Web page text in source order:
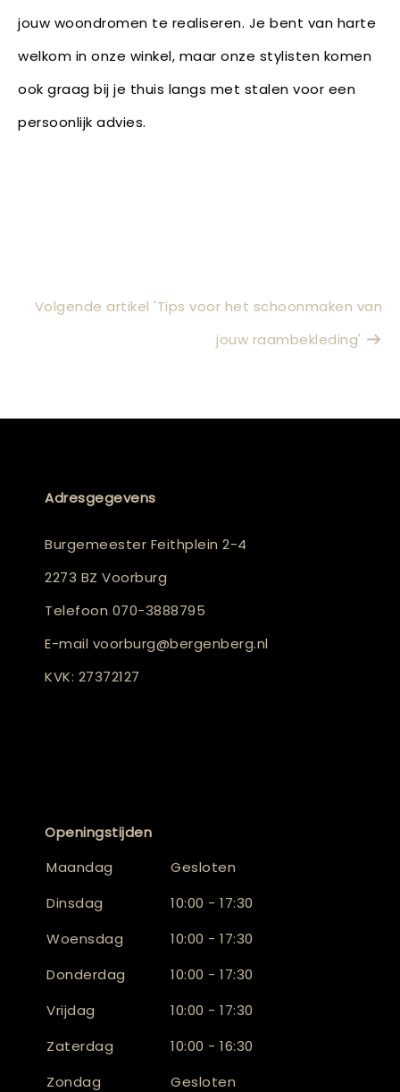
jouw woondromen te realiseren. Je bent van harte
welkom in onze winkel, maar onze stylisten komen
ook graag bij je thuis langs met stalen voor een
persoonlijk advies.
Volgende artikel 'Tips voor het schoonmaken van
jouw raambekleding'
Adresgegevens
Burgemeester Feithplein 2-4
2273 BZ Voorburg
Telefoon 070-3888795
E-mail voorburg@bergenberg.nl
KVK: 27372127
Openingstijden
Maandag
Gesloten
Dinsdag
10:00 - 17:30
Woensdag
10:00 - 17:30
Donderdag
10:00 - 17:30
Vrijdag
10:00 - 17:30
Zaterdag
10:00 - 16:30
Zondag
Gesloten